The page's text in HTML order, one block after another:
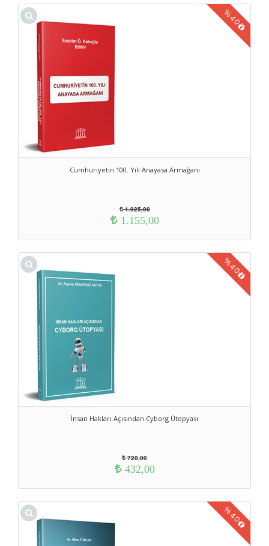
Cumhuriyetin 100. Yılı Anayasa Armağanı
%40
1.925,00
1.155,00
İnsan Hakları Açısından Cyborg Ütopyası
%40
720,00
432,00
%40